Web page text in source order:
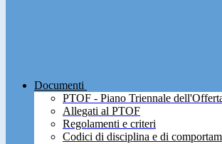
Documenti
PTOF - Piano Triennale
Allegati al PTOF
Regolamenti e criteri
Codici di disciplina e di